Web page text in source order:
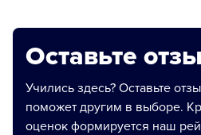
Оставьте
Учились здесь? Оставьте
поможет другим в выборе.
оценок формируется наш